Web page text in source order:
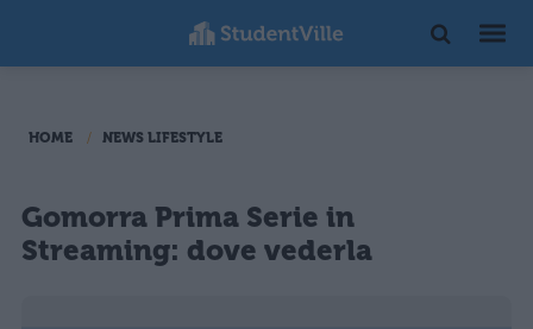
HOME NEWS LIFESTYLE
Gomorra Prima Serie in
Streaming: dove vederla